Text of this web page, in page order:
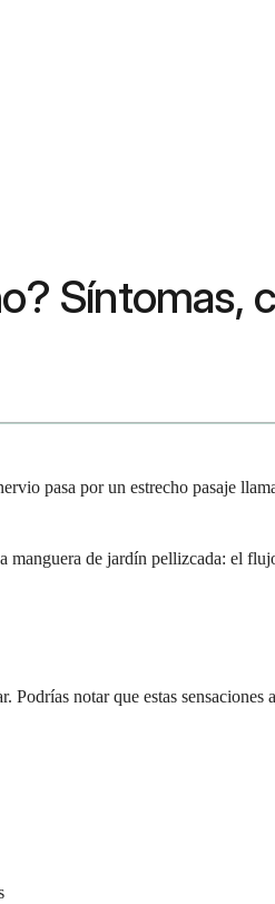
Síntomas,
pasa por un estrecho pasaje
de jardín pellizcada: el
notar que estas